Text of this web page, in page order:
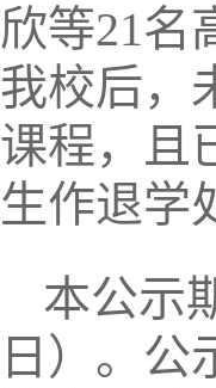
欣等21名
我校后，
课程，且
生作退学
本公示
日）。公